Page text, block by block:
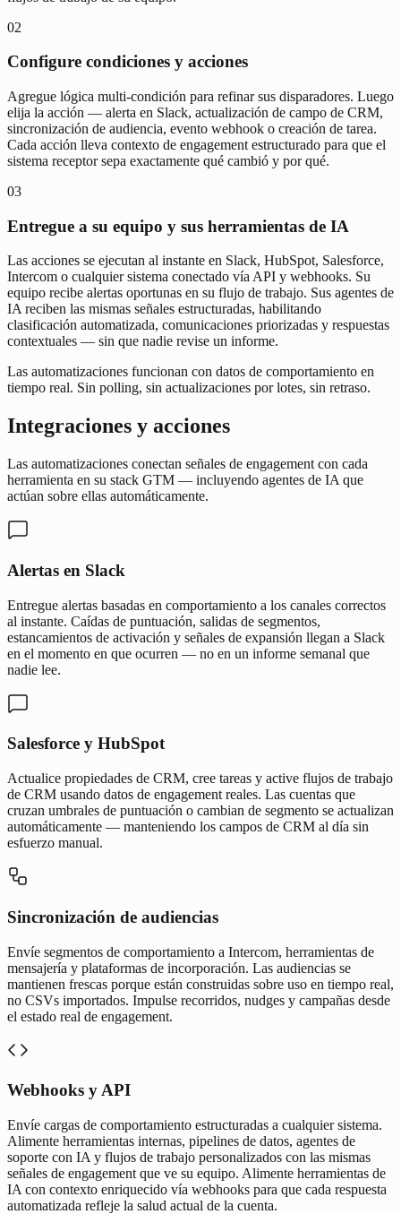
02
Configure condiciones y acciones
Agregue lógica multi-condición para refinar sus disparadores. Luego
elija la acción — alerta en Slack, actualización de campo de CRM,
sincronización de audiencia, evento webhook o creación de tarea.
Cada acción lleva contexto de engagement estructurado para que el
sistema receptor sepa exactamente qué cambió y por qué.
03
Entregue a su equipo y sus herramientas de IA
Las acciones se ejecutan al instante en Slack, HubSpot, Salesforce,
Intercom o cualquier sistema conectado vía API y webhooks. Su
equipo recibe alertas oportunas en su flujo de trabajo. Sus agentes de
IA reciben las mismas señales estructuradas, habilitando
clasificación automatizada, comunicaciones priorizadas y respuestas
contextuales — sin que nadie revise un informe.
Las automatizaciones funcionan con datos de comportamiento en
tiempo real. Sin polling, sin actualizaciones por lotes, sin retraso.
Integraciones y acciones
Las automatizaciones conectan señales de engagement con cada
herramienta en su stack GTM — incluyendo agentes de IA que
actúan sobre ellas automáticamente.
Alertas en Slack
Entregue alertas basadas en comportamiento a los canales correctos
al instante. Caídas de puntuación, salidas de segmentos,
estancamientos de activación y señales de expansión llegan a Slack
en el momento en que ocurren — no en un informe semanal que
nadie lee.
Salesforce y HubSpot
Actualice propiedades de CRM, cree tareas y active flujos de trabajo
de CRM usando datos de engagement reales. Las cuentas que
cruzan umbrales de puntuación o cambian de segmento se actualizan
automáticamente — manteniendo los campos de CRM al día sin
esfuerzo manual.
Sincronización de audiencias
Envíe segmentos de comportamiento a Intercom, herramientas de
mensajería y plataformas de incorporación. Las audiencias se
mantienen frescas porque están construidas sobre uso en tiempo real,
no CSVs importados. Impulse recorridos, nudges y campañas desde
el estado real de engagement.
Webhooks y API
Envíe cargas de comportamiento estructuradas a cualquier sistema.
Alimente herramientas internas, pipelines de datos, agentes de
soporte con IA y flujos de trabajo personalizados con las mismas
señales de engagement que ve su equipo. Alimente herramientas de
IA con contexto enriquecido vía webhooks para que cada respuesta
automatizada refleje la salud actual de la cuenta.